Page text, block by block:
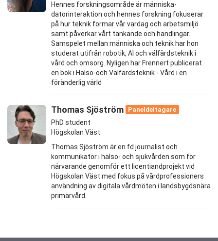
Hennes forskningsområde är människa-
datorinteraktion och hennes forskning fokuserar
på hur teknik formar vår vardag och arbetsmiljö
samt påverkar vårt tänkande och handlingar.
Samspelet mellan människa och teknik har hon
studerat utifrån robotik, AI och välfärdsteknik i
vård och omsorg. Nyligen har Frennert publicerat
en bok i Hälso-och Välfärdsteknik - Vård i en
föränderlig värld
Thomas Sjöström
Paneldeltagare
PhD student
Högskolan Väst
Thomas Sjöström är en fd journalist och
kommunikatör i hälso- och sjukvården som för
närvarande genomför ett licentiandprojekt vid
Högskolan Väst med fokus på vårdprofessioners
användning av digitala vårdmöten i landsbygdsnära
primärvård.